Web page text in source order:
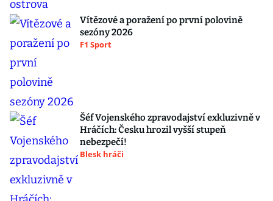
Vítězové a poražení po první polovině
sezóny 2026
F1 Sport
Šéf Vojenského zpravodajství exkluzivně v
Hráčích: Česku hrozil vyšší stupeň
nebezpečí!
Blesk hráči